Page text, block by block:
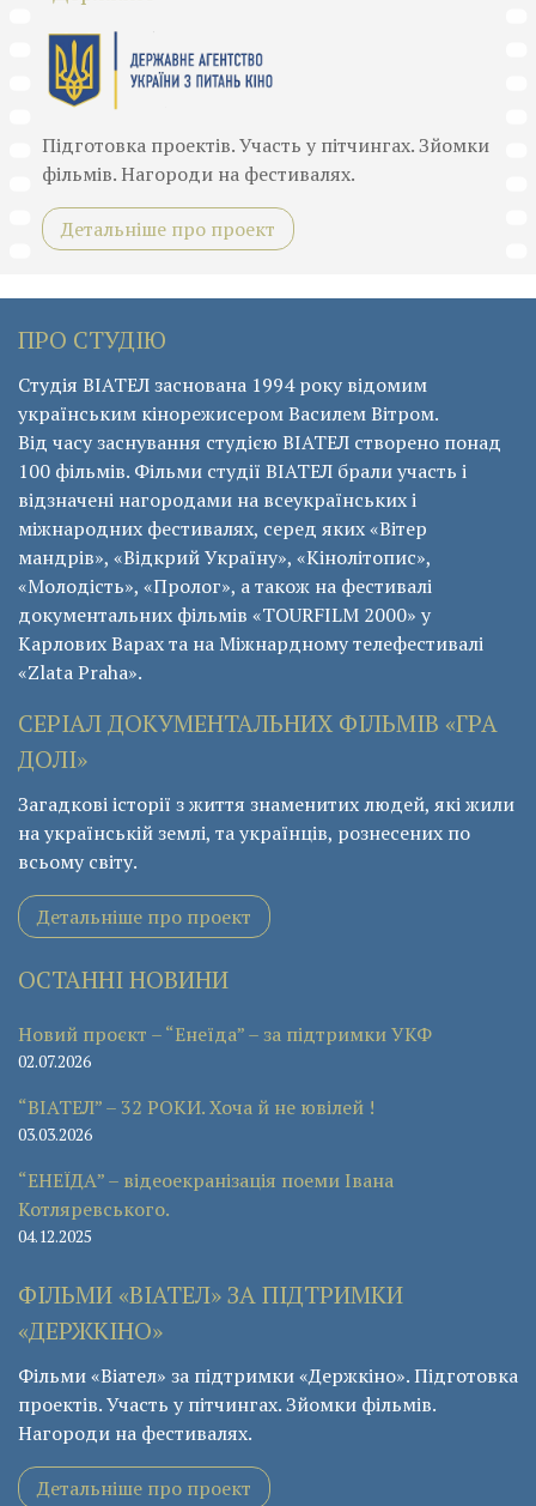
Підготовка проектів. Участь у пітчингах. Зйомки
фільмів. Нагороди на фестивалях.
Детальніше про проект
ПРО СТУДІЮ
Студія ВІАТЕЛ заснована 1994 року відомим
українським кінорежисером Василем Вітром.
Від часу заснування студією ВІАТЕЛ створено понад
100 фільмів. Фільми студії ВІАТЕЛ брали участь і
відзначені нагородами на всеукраїнських і
міжнародних фестивалях, серед яких «Вітер
мандрів», «Відкрий Україну», «Кінолітопис»,
«Молодість», «Пролог», а також на фестивалі
документальних фільмів «ТОURFILM 2000» у
Карлових Варах та на Міжнардному телефестивалі
«Zlata Praha».
СЕРІАЛ ДОКУМЕНТАЛЬНИХ ФІЛЬМІВ «ГРА
ДОЛІ»
Загадкові історії з життя знаменитих людей, які жили
на українській землі, та українців, рознесених по
всьому світу.
Детальніше про проект
ОСТАННІ НОВИНИ
Новий проєкт – “Енеїда” – за підтримки УКФ
02.07.2026
“ВІАТЕЛ” – 32 РОКИ. Хоча й не ювілей !
03.03.2026
“ЕНЕЇДА” – відеоекранізація поеми Івана
Котляревського.
04.12.2025
ФІЛЬМИ «ВІАТЕЛ» ЗА ПІДТРИМКИ
«ДЕРЖКІНО»
Фільми «Віател» за підтримки «Держкіно». Підготовка
проектів. Участь у пітчингах. Зйомки фільмів.
Нагороди на фестивалях.
Детальніше про проект